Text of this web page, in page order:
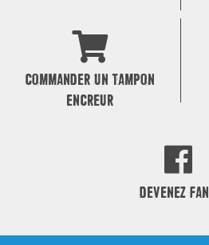
COMMANDER UN TAMPON
ENCREUR
DEVENEZ